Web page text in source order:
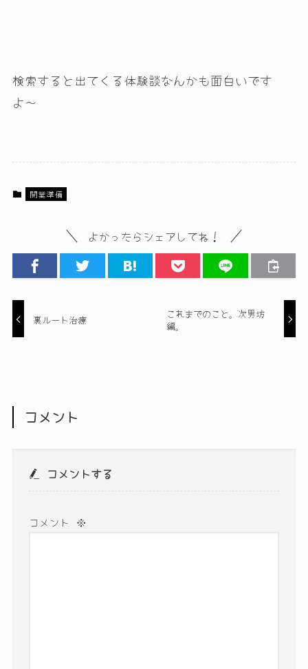
検索すると出てくる体験談なんかも面白いです
よ〜
開業準備
よかったらシェアしてね！
裏ルート治療
これまでのこと。次男坊
編。
コメント
コメントする
コメント ※